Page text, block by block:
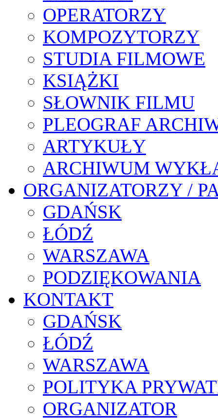
OPERATORZY
KOMPOZYTORZY
STUDIA FILMOWE
KSIĄŻKI
SŁOWNIK FILMU
PLEOGRAF
ARTYKUŁY
ARCHIWUM
ORGANIZATORZY /
GDAŃSK
ŁÓDŹ
WARSZAWA
PODZIĘKOWANIA
KONTAKT
GDAŃSK
ŁÓDŹ
WARSZAWA
POLITYKA
ORGANIZATOR